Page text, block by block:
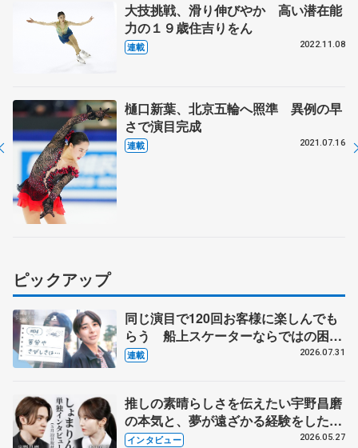
大技挑戦、滑り伸びやか 高い潜在能
力の１９歳住吉りをん
連載 2022.11.08
樋口新葉、北京五輪へ照準 異例の早
さで演目完成
連載 2021.07.16
ピックアップ
同じ演目で120回お客様に楽しんでも
らう 船上スケーターならではの困難
とは 影響あったPIW前キャプテン松
連載 2026.07.31
推しの素晴らしさを伝えたい宇野昌磨
の本気と、夢が遠ざかる経験をした本
田真凜の覚悟
インタビュー 2026.05.27